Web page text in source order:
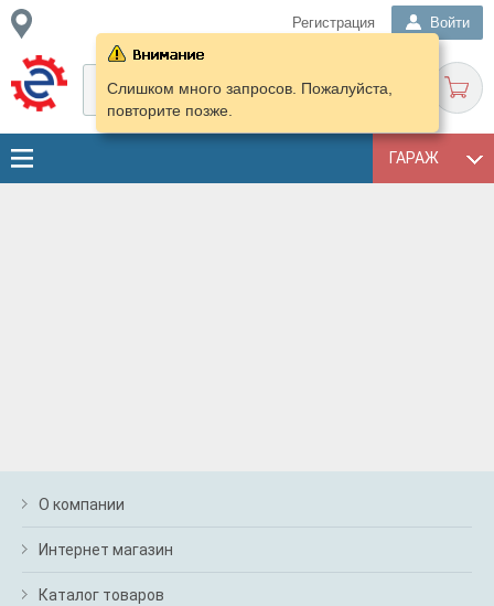
Регистрация Войти
ГАРАЖ
Слишком много запросов. Пожалуйста,
повторите позже.
О компании
Интернет магазин
Каталог товаров